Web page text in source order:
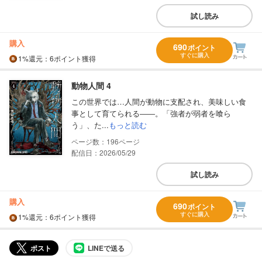
試し読み
購入
1%還元 ：6ポイント獲得
690ポイント
すぐに購入
動物人間 4
この世界では…人間が動物に支配され、美味しい食
事として育てられる――。「強者が弱者を喰ら
う」、た...もっと読む
196
配信日：2026/05/29
試し読み
購入
1%還元 ：6ポイント獲得
690ポイント
すぐに購入
ポスト LINEで送る